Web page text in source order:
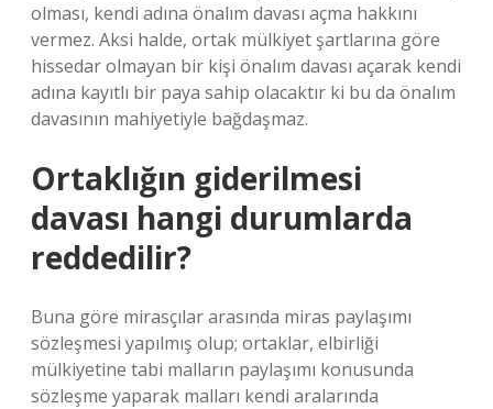
olması, kendi adına önalım davası açma hakkını
vermez. Aksi halde, ortak mülkiyet şartlarına göre
hissedar olmayan bir kişi önalım davası açarak kendi
adına kayıtlı bir paya sahip olacaktır ki bu da önalım
davasının mahiyetiyle bağdaşmaz.
Ortaklığın giderilmesi
davası hangi durumlarda
reddedilir?
Buna göre mirasçılar arasında miras paylaşımı
sözleşmesi yapılmış olup; ortaklar, elbirliği
mülkiyetine tabi malların paylaşımı konusunda
sözleşme yaparak malları kendi aralarında